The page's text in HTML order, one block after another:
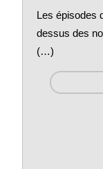
Les épisodes
dessus des
(…)